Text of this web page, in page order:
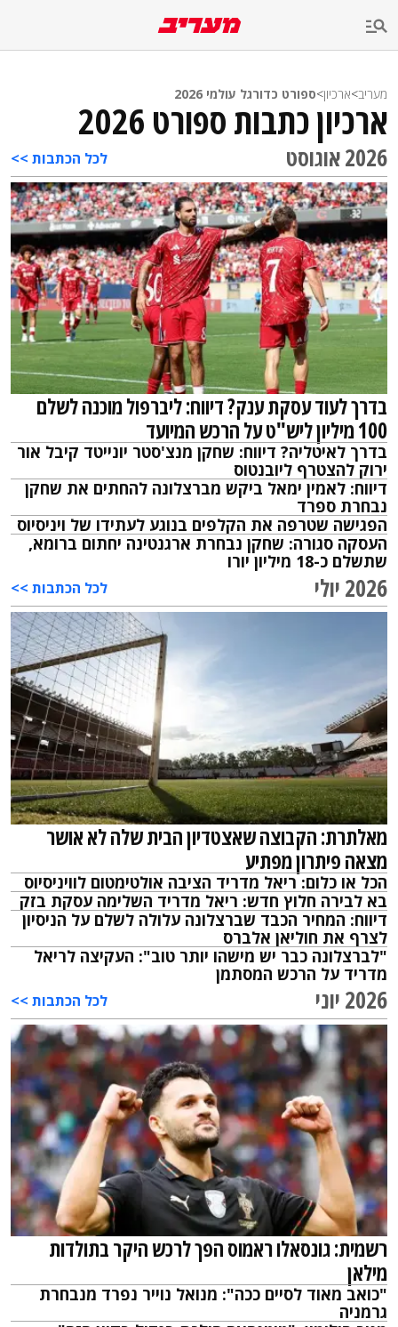
מעריב>ארכיון>ספורט כדורגל עולמי 2026
ארכיון כתבות ספורט 2026
2026 אוגוסט לכל הכתבות >>
בדרך לעוד עסקת ענק? דיווח: ליברפול מוכנה לשלם
100 מיליון ליש"ט על הרכש המיועד
בדרך לאיטליה? דיווח: שחקן מנצ'סטר יונייטד קיבל אור
ירוק להצטרף ליובנטוס
דיווח: לאמין ימאל ביקש מברצלונה להחתים את שחקן
נבחרת ספרד
הפגישה שטרפה את הקלפים בנוגע לעתידו של ויניסיוס
העסקה סגורה: שחקן נבחרת ארגנטינה יחתום ברומא,
שתשלם כ-18 מיליון יורו
2026 יולי לכל הכתבות >>
מאלתרת: הקבוצה שאצטדיון הבית שלה לא אושר
מצאה פיתרון מפתיע
הכל או כלום: ריאל מדריד הציבה אולטימטום לוויניסיוס
בא לבירה חלוץ חדש: ריאל מדריד השלימה עסקת בזק
דיווח: המחיר הכבד שברצלונה עלולה לשלם על הניסיון
לצרף את חוליאן אלברס
"לברצלונה כבר יש מישהו יותר טוב": העקיצה לריאל
מדריד על הרכש המסתמן
2026 יוני לכל הכתבות >>
רשמית: גונסאלו ראמוס הפך לרכש היקר בתולדות
מילאן
"כואב מאוד לסיים ככה": מנואל נוייר נפרד מנבחרת
גרמניה